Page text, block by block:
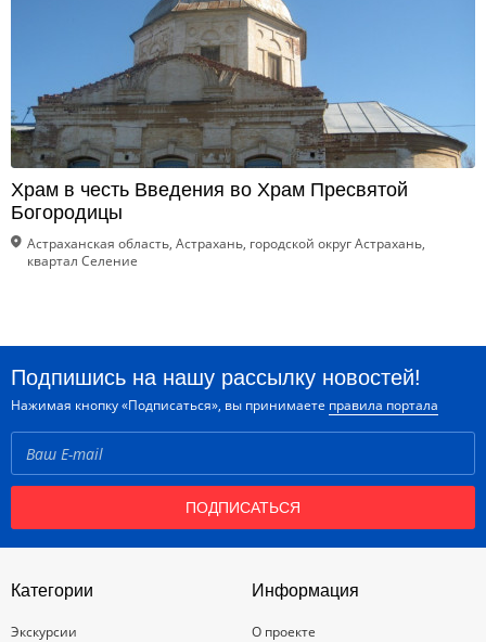
Храм в честь Введения во Храм Пресвятой
Богородицы
Астраханская область, Астрахань, городской округ Астрахань,
квартал Селение
Подпишись на нашу рассылку новостей!
Нажимая кнопку «Подписаться», вы принимаете правила портала
ПОДПИСАТЬСЯ
Категории
Экскурсии
Информация
О проекте